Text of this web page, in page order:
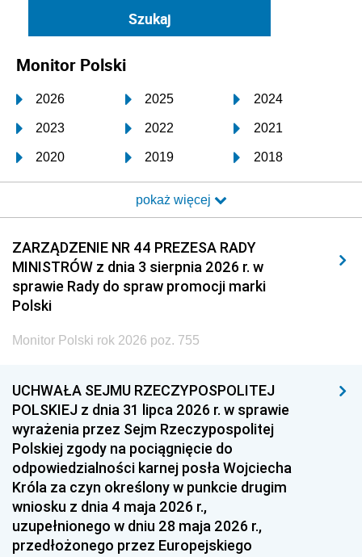
Monitor Polski
2026 2025 2024
2023 2022 2021
2020 2019 2018
2017 2016 2015
2014 2013 2012
2011 2010 2009
2008 2007 2006
2005
1996 1995 1994
1993 1992 1991
1990 1989
1987 1986 1985
1984 1983
1981 1980 1979
pokaż więcej
ZARZĄDZENIE NR 44 PREZESA RADY
MINISTRÓW z dnia 3 sierpnia 2026 r. w
sprawie Rady do spraw promocji marki
Polski
Monitor Polski rok 2026 poz. 755
UCHWAŁA SEJMU RZECZYPOSPOLITEJ
POLSKIEJ z dnia 31 lipca 2026 r. w sprawie
wyrażenia przez Sejm Rzeczypospolitej
Polskiej zgody na pociągnięcie do
odpowiedzialności karnej posła Wojciecha
Króla za czyn określony w punkcie drugim
wniosku z dnia 4 maja 2026 r.,
uzupełnionego w dniu 28 maja 2026 r.,
przedłożonego przez Europejskiego